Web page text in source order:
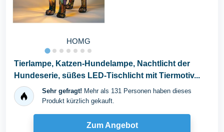
HOMG
Tierlampe, Katzen-Hundelampe, Nachtlicht der
Hundeserie, süßes LED-Tischlicht mit Tiermotiv...
Sehr gefragt! Mehr als 131 Personen haben dieses
Produkt kürzlich gekauft.
Zum Angebot